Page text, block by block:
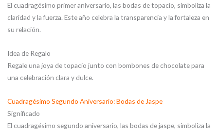
El cuadragésimo primer aniversario, las bodas de topacio, simboliza la
claridad y la fuerza. Este año celebra la transparencia y la fortaleza en
su relación.
Idea de Regalo
Regale una joya de topacio junto con bombones de chocolate para
una celebración clara y dulce.
Cuadragésimo Segundo Aniversario: Bodas de Jaspe
Significado
El cuadragésimo segundo aniversario, las bodas de jaspe, simboliza la